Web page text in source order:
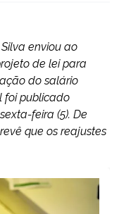
enviou ao
de lei para
do salário
foi publicado
feira (5). De
que os reajustes